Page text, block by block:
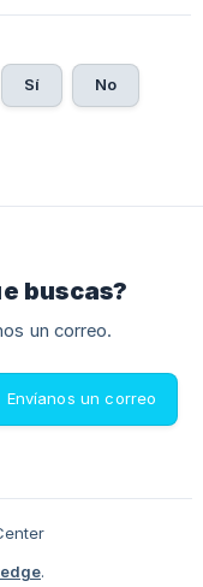
Sí No
buscas?
un correo.
Envíanos un correo
.